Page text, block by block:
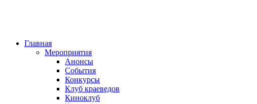
Главная
Мероприятия
Анонсы
События
Конкурсы
Клуб краеведов
Киноклуб